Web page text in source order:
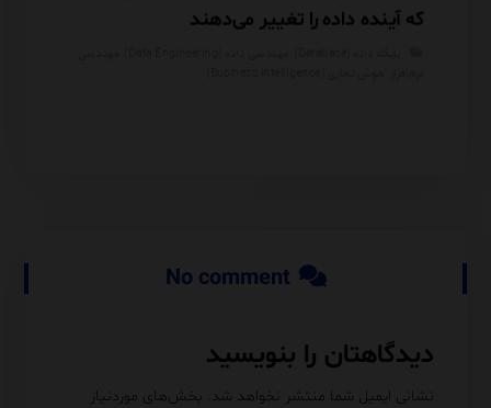
که آینده داده را تغییر می‌دهند
No comment
دیدگاهتان را بنویسید
نشانی ایمیل شما منتشر نخواهد شد. بخش‌های موردنیاز